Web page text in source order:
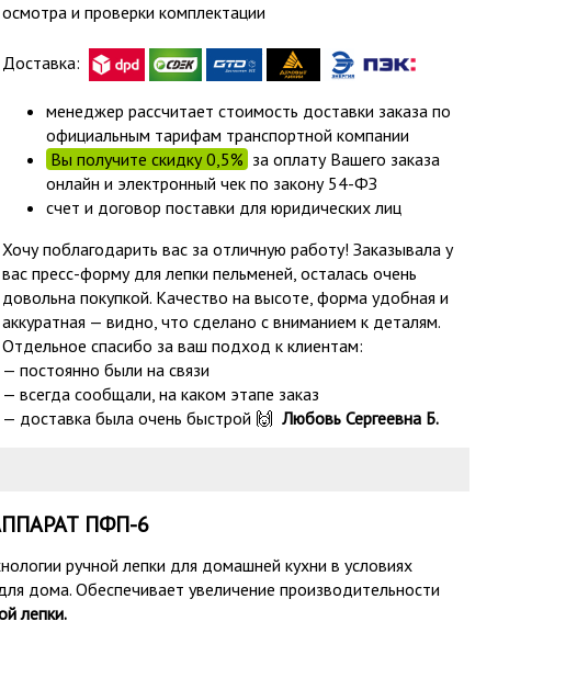
осмотра и проверки комплектации
Доставка:
менеджер рассчитает стоимость доставки заказа по
официальным тарифам транспортной компании
Вы получите скидку 0,5% за оплату Вашего заказа
онлайн и электронный чек по закону 54-ФЗ
счет и договор поставки для юридических лиц
Хочу поблагодарить вас за отличную работу! Заказывала у
вас пресс-форму для лепки пельменей, осталась очень
довольна покупкой. Качество на высоте, форма удобная и
аккуратная — видно, что сделано с вниманием к деталям.
Отдельное спасибо за ваш подход к клиентам:
— постоянно были на связи
— всегда сообщали, на каком этапе заказ
— доставка была очень быстрой 🙌 Любовь Сергеевна Б.
ПФП-6
ручной лепки для домашней кухни в условиях
дома. Обеспечивает увеличение производительности
лепки.